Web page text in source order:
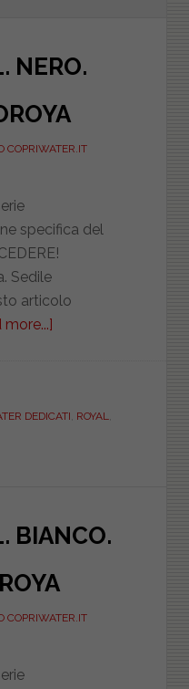
NERO.
COPRIWATER.IT
specifica del
Sedile
articolo
more...]
DEDICATO.
DEDICATI, ROYAL,
BIANCO.
COPRIWATER.IT